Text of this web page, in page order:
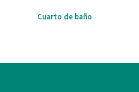
Cuarto de baño